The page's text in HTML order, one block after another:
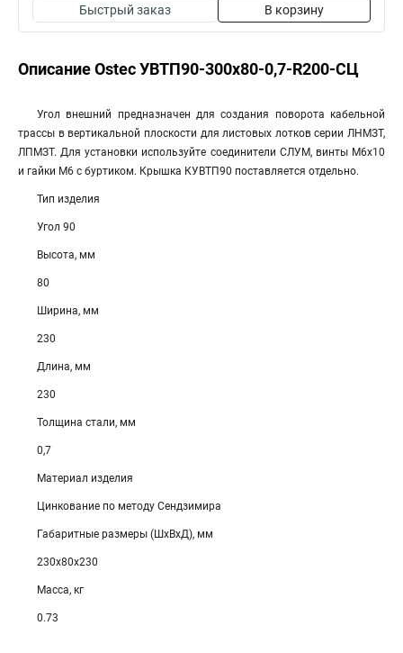
Быстрый заказ В корзину
Описание Ostec УВТП90-300х80-0,7-R200-СЦ
Угол внешний предназначен для создания поворота кабельной
трассы в вертикальной плоскости для листовых лотков серии ЛНМЗТ,
ЛПМЗТ. Для установки используйте соединители СЛУМ, винты М6х10
и гайки М6 с буртиком. Крышка КУВТП90 поставляется отдельно.
Тип изделия
Угол 90
Высота, мм
80
Ширина, мм
230
Длина, мм
230
Толщина стали, мм
0,7
Материал изделия
Цинкование по методу Сендзимира
Габаритные размеры (ШхВхД), мм
230х80х230
Масса, кг
0.73